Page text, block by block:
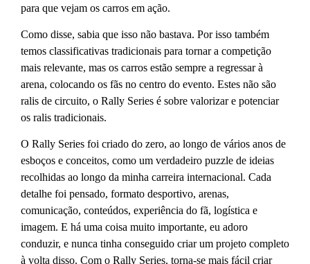
para que vejam os carros em ação.
Como disse, sabia que isso não bastava. Por isso também
temos classificativas tradicionais para tornar a competição
mais relevante, mas os carros estão sempre a regressar à
arena, colocando os fãs no centro do evento. Estes não são
ralis de circuito, o Rally Series é sobre valorizar e potenciar
os ralis tradicionais.
O Rally Series foi criado do zero, ao longo de vários anos de
esboços e conceitos, como um verdadeiro puzzle de ideias
recolhidas ao longo da minha carreira internacional. Cada
detalhe foi pensado, formato desportivo, arenas,
comunicação, conteúdos, experiência do fã, logística e
imagem. E há uma coisa muito importante, eu adoro
conduzir, e nunca tinha conseguido criar um projeto completo
à volta disso. Com o Rally Series, torna-se mais fácil criar